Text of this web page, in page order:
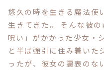
コミ
コミ
悠久の時を生きる魔法使
生きてきた。 そんな彼
呪い」がかかった少女・
と半ば強引に住み着いた
ったが、彼女の裏表のな